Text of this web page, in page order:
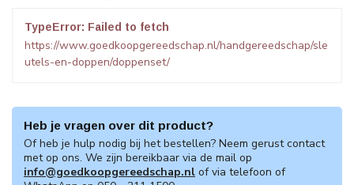
TypeError: Failed to fetch
https://www.goedkoopgereedschap.nl/handgereedschap/sle
utels-en-doppen/doppenset/
Heb je vragen over dit product?
Of heb je hulp nodig bij het bestellen? Neem gerust contact
met op ons. We zijn bereikbaar via de mail op
info@goedkoopgereedschap.nl of via telefoon of